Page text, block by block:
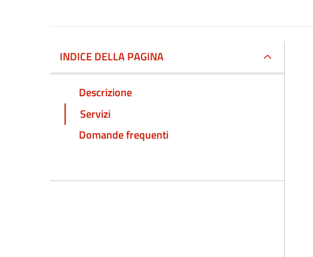
INDICE DELLA PAGINA
Descrizione
Servizi
Domande frequenti